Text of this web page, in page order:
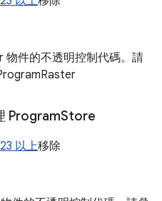
物件的不透明控制代碼。請
ProgramStore
以上移除